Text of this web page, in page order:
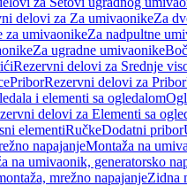
delovi za Za umivaonikeZa
za umivaonikeZa nadpultne
Za ugradne umivaonike
Rezervni delovi za Srednje
PriborRezervni delovi za Pribor
i elementi sa ogledalom
delovi za Elementi sa
elementiRučkeDodatni pribor
napajanjeMontaža na
na umivaonik, generatorsko
mrežno napajanjeZidna